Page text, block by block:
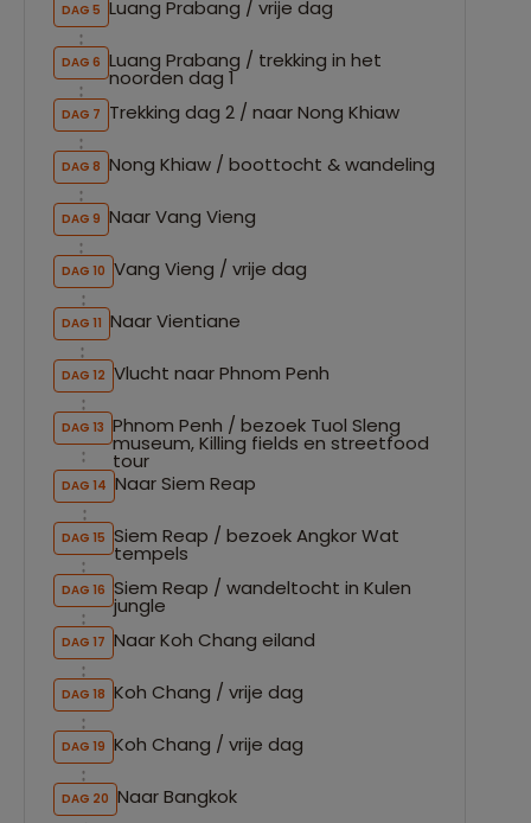
DAG 5 Luang Prabang / vrije dag
DAG 6 Luang Prabang / trekking in het
noorden dag 1
DAG 7 Trekking dag 2 / naar Nong Khiaw
DAG 8 Nong Khiaw / boottocht & wandeling
DAG 9 Naar Vang Vieng
DAG 10 Vang Vieng / vrije dag
DAG 11 Naar Vientiane
DAG 12 Vlucht naar Phnom Penh
DAG 13 Phnom Penh / bezoek Tuol Sleng
museum, Killing fields en streetfood
tour
DAG 14 Naar Siem Reap
DAG 15 Siem Reap / bezoek Angkor Wat
tempels
DAG 16 Siem Reap / wandeltocht in Kulen
jungle
DAG 17 Naar Koh Chang eiland
DAG 18 Koh Chang / vrije dag
DAG 19 Koh Chang / vrije dag
DAG 20 Naar Bangkok